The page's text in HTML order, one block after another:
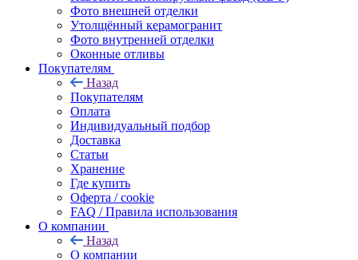
Фото внешней отделки
Утолщённый керамогранит
Фото внутренней отделки
Оконные отливы
Покупателям
Назад
Покупателям
Оплата
Индивидуальный подбор
Доставка
Статьи
Хранение
Где купить
Оферта / cookie
FAQ / Правила использования
О компании
Назад
О компании